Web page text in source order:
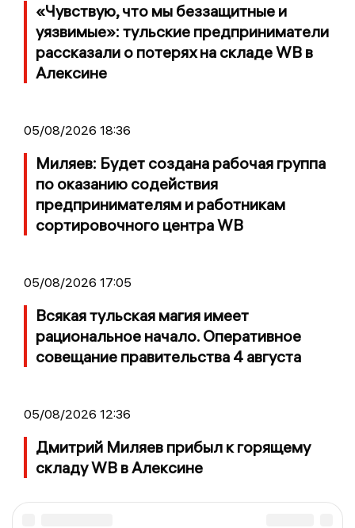
«Чувствую, что мы беззащитные и
уязвимые»: тульские предприниматели
рассказали о потерях на складе WB в
Алексине
05/08/2026 18:36
Миляев: Будет создана рабочая группа
по оказанию содействия
предпринимателям и работникам
сортировочного центра WB
05/08/2026 17:05
Всякая тульская магия имеет
рациональное начало. Оперативное
совещание правительства 4 августа
05/08/2026 12:36
Дмитрий Миляев прибыл к горящему
складу WB в Алексине